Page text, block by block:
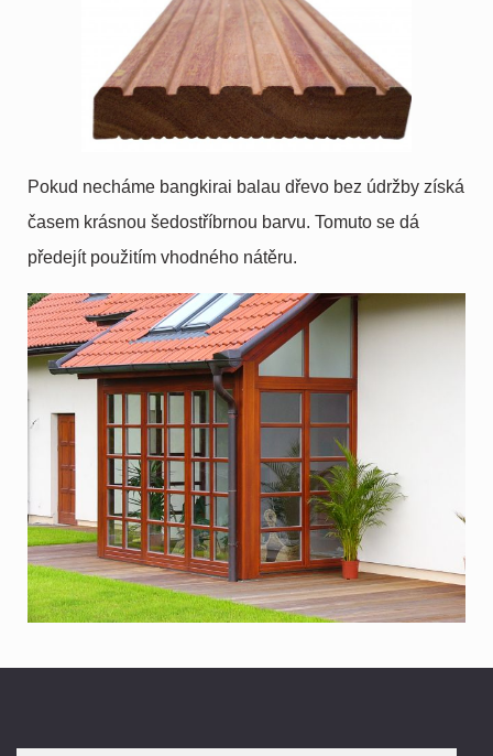
Pokud necháme bangkirai balau dřevo bez údržby získá
časem krásnou šedostříbrnou barvu. Tomuto se dá
předejít použitím vhodného nátěru.